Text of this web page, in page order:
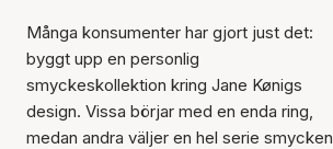
Många konsumenter har gjort just det:
byggt upp en personlig
smyckeskollektion kring Jane Kønigs
design. Vissa börjar med en enda ring,
medan andra väljer en hel serie smycken